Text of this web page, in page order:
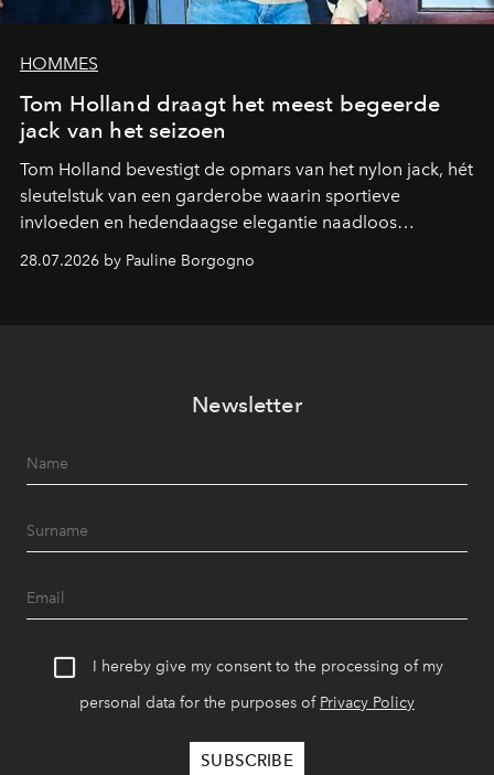
HOMMES
Tom Holland draagt het meest begeerde
jack van het seizoen
Tom Holland bevestigt de opmars van het nylon jack, hét
sleutelstuk van een garderobe waarin sportieve
invloeden en hedendaagse elegantie naadloos
samenkomen.
28.07.2026 by Pauline Borgogno
Newsletter
I hereby give my consent to the processing of my
personal data for the purposes of Privacy Policy